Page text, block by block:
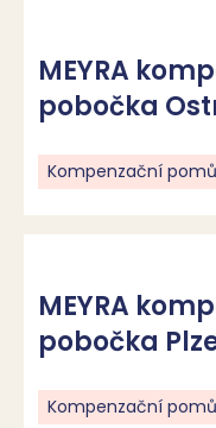
MEYRA
pobočka
Kompenzační
MEYRA
pobočka
Kompenzační